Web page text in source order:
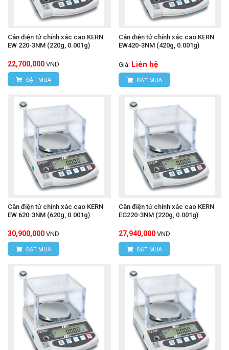
Cân điện tử chính xác cao KERN
EW 220-3NM (220g, 0.001g)
22,700,000 VND
ĐẶT MUA
Cân điện tử chính xác cao KERN
EW420-3NM (420g, 0.001g)
Giá: Liên hệ
ĐẶT MUA
Cân điện tử chính xác cao KERN
EW 620-3NM (620g, 0.001g)
30,900,000 VND
ĐẶT MUA
Cân điện tử chính xác cao KERN
EG220-3NM (220g, 0.001g)
27,940,000 VND
ĐẶT MUA